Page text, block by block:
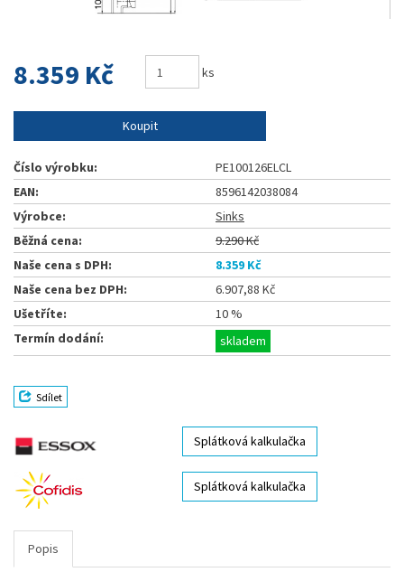
8.359 Kč ks
Koupit
Číslo výrobku:
PE100126ELCL
EAN:
8596142038084
Výrobce:
Sinks
Běžná cena:
9.290 Kč
Naše cena s DPH:
8.359 Kč
Naše cena bez DPH:
6.907,88 Kč
Ušetříte:
10 %
Termín dodání:
skladem
Sdílet
Splátková kalkulačka
Splátková kalkulačka
Popis